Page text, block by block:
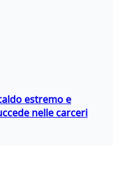
estremo e
nelle carceri